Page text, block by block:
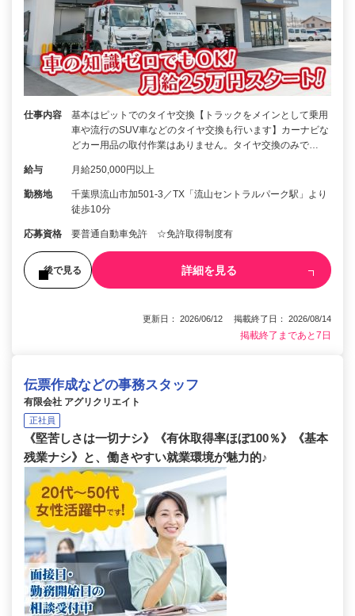
仕事内容
基本はピットでのタイヤ交換【トラックをメインとして乗用
車や流行のSUV車などのタイヤ交換も行います】カーナビな
どカー用品の取付作業はありません。タイヤ交換のみで…
給与 月給250,000円以上
勤務地
千葉県流山市加501-3／TX「流山セントラルパーク駅」より
徒歩10分
応募資格 要普通自動車免許 ☆免許取得制度有
後で見る 詳細を見る
更新日： 2026/06/12 掲載終了日： 2026/08/14
掲載終了まであと7日
伝票作成などの事務スタッフ
有限会社 アグリクリエイト
正社員
《堅苦しさは一切ナシ》《有休取得率ほぼ100％》《基本
残業ナシ》と、働きやすい就業環境が魅力的♪